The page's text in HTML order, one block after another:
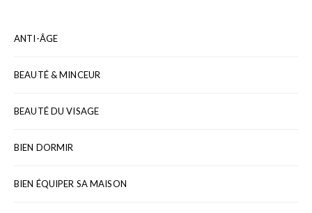
ANTI-ÂGE
BEAUTÉ & MINCEUR
BEAUTÉ DU VISAGE
BIEN DORMIR
BIEN ÉQUIPER SA MAISON